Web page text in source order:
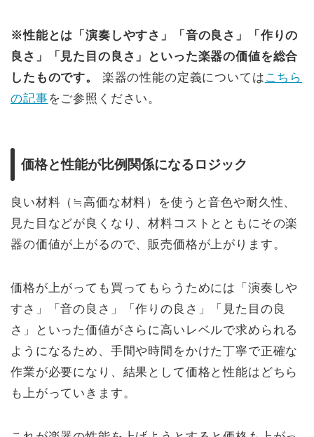
※性能とは「演奏しやすさ」「音の良さ」「作りの
良さ」「見た目の良さ」といった楽器の価値を総合
したものです。
楽器の性能の定義については こちら
の記事をご参照ください。
価格と性能が比例関係になるロジック
良い材料（≒高価な材料）を使うと音色や耐久性、
見た目などが良くなり、材料コストとともにその楽
器の価値が上がるので、販売価格が上がります。
価格が上がっても買ってもらうためには「演奏しや
すさ」「音の良さ」「作りの良さ」「見た目の良
さ」といった価値がさらに高いレベルで求められる
ようになるため、手間や時間をかけた丁寧で正確な
作業が必要になり、結果として価格と性能はどちら
も上がっていきます。